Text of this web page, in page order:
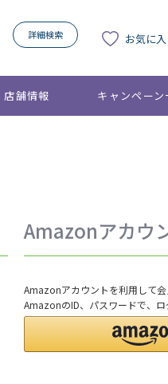
詳細検索 お気に入
店舗情報 キャンペーン
Amazonアカウ
Amazonアカウントを利用して会
AmazonのID、パスワードで、ロ